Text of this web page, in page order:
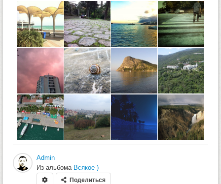
Admin
Из альбома Всякое )
Поделиться